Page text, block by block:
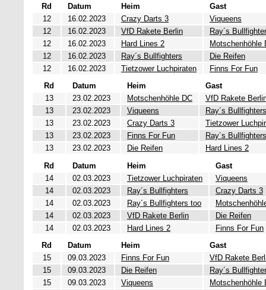
Rd Datum Heim
Gast
12
16.02.2023 Crazy Darts 3
Viqueens
12
16.02.2023 VfD Rakete Berlin
Ray´s
12
16.02.2023 Hard Lines 2
Motschenhöhle
12
16.02.2023 Ray´s Bullfighters
Die Reifen
12
16.02.2023 Tietzower Luchpiraten
Finns For Fun
Rd
Datum Heim
Gast
13
23.02.2023 Motschenhöhle DC
VfD Rakete
13
23.02.2023 Viqueens
Ray´s
13
23.02.2023 Crazy Darts 3
Tietzower
13
23.02.2023 Finns For Fun
Ray´s Bullfighters
13
23.02.2023 Die Reifen
Hard Lines 2
Rd
Datum Heim
Gast
14
02.03.2023 Tietzower Luchpiraten
Viqueens
14
02.03.2023 Ray´s Bullfighters
Crazy Darts 3
14
02.03.2023 Ray´s Bullfighters too
14
02.03.2023 VfD Rakete Berlin
Die Reifen
14
02.03.2023 Hard Lines 2
Finns For Fun
Rd
Datum Heim
Gast
15
09.03.2023 Finns For Fun
VfD Rakete
15
09.03.2023 Die Reifen
Ray´s
15
09.03.2023 Viqueens
Motschenhöhle